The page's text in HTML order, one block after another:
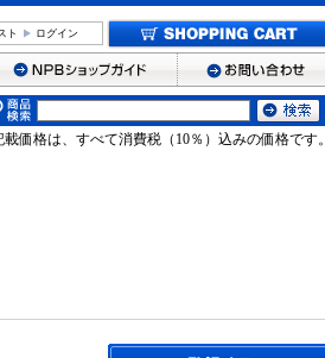
ト ログイン
載価格は、すべて消費税（10％）込みの価格です。